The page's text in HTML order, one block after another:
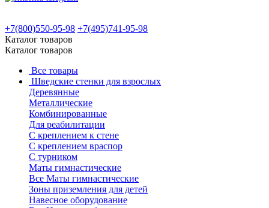
+7(800)550-95-98 +7(495)741-95-98
Каталог товаров
Каталог товаров
Все товары
Шведские стенки для взрослых
Деревянные
Металлические
Комбинированные
Для реабилитации
С креплением к стене
С креплением враспор
С турником
Маты гимнастические
Все Маты гимнастические
Зоны приземления для детей
Навесное оборудование